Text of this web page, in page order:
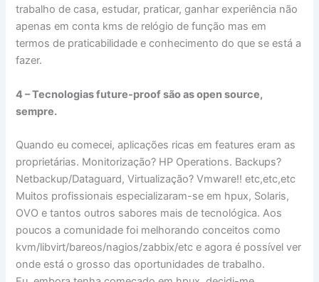
trabalho de casa, estudar, praticar, ganhar experiência não
apenas em conta kms de relógio de função mas em
termos de praticabilidade e conhecimento do que se está a
fazer.
4 – Tecnologias future-proof são as open source,
sempre.
Quando eu comecei, aplicações ricas em features eram as
proprietárias. Monitorização? HP Operations. Backups?
Netbackup/Dataguard, Virtualização? Vmware!! etc,etc,etc
Muitos profissionais especializaram-se em hpux, Solaris,
OVO e tantos outros sabores mais de tecnológica. Aos
poucos a comunidade foi melhorando conceitos como
kvm/libvirt/bareos/nagios/zabbix/etc e agora é possível ver
onde está o grosso das oportunidades de trabalho.